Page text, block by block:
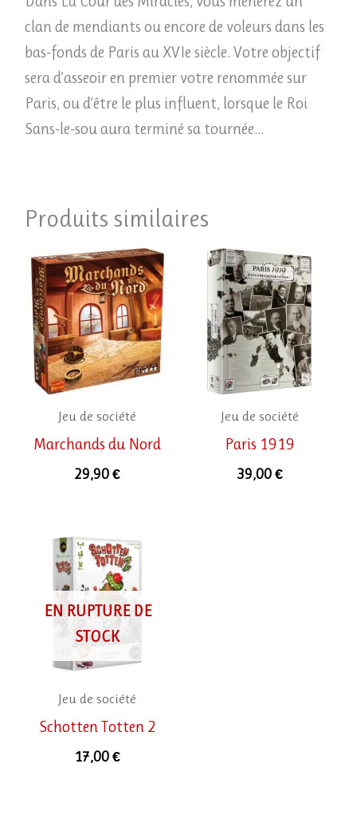
clan de mendiants ou encore de voleurs dans les
bas-fonds de Paris au XVIe siècle. Votre objectif
sera d’asseoir en premier votre renommée sur
Paris, ou d’être le plus influent, lorsque le Roi
Sans-le-sou aura terminé sa tournée…
Produits similaires
Jeu de société
Marchands du Nord
29,90€
Jeu de société
Paris 1919
39,00 €
EN RUPTURE DE
STOCK
Jeu de société
Schotten Totten 2
17,00€